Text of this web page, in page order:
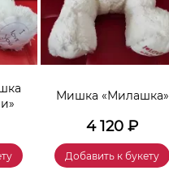
Мишка «Милашка»
4 120 ₽
Добавить к букету